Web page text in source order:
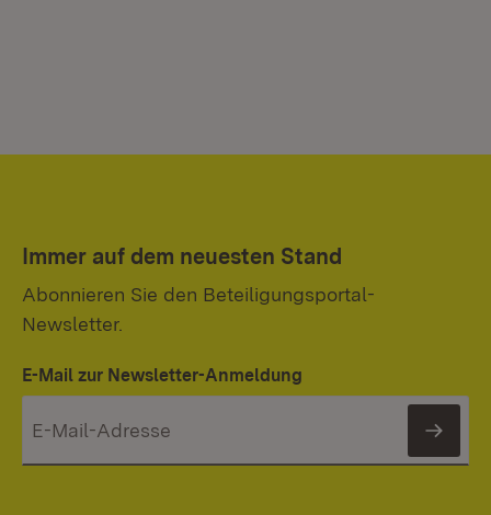
Immer auf dem neuesten Stand
Abonnieren Sie den Beteiligungsportal-
Newsletter.
E-Mail zur Newsletter-Anmeldung